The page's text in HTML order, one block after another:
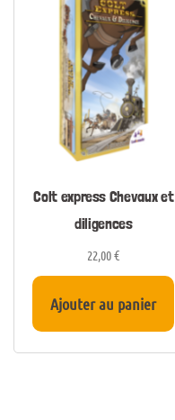
Colt express Chevaux et
diligences
22,00€
Ajouter au panier